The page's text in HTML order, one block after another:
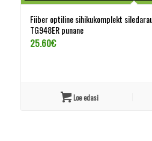
Fiiber optiline sihikukomplekt
TG948ER punane
25.60€
Loe edasi